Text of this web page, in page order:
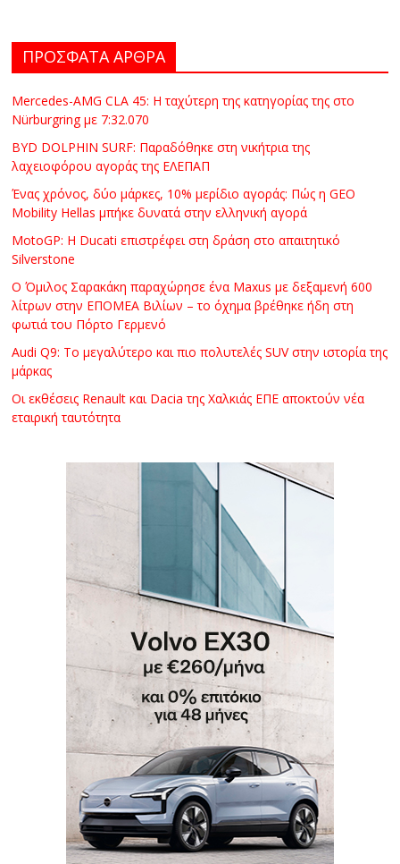
ΠΡΟΣΦΑΤΑ ΑΡΘΡΑ
Mercedes-AMG CLA 45: Η ταχύτερη της κατηγορίας της στο
Nürburgring με 7:32.070
BYD DOLPHIN SURF: Παραδόθηκε στη νικήτρια της
λαχειοφόρου αγοράς της ΕΛΕΠΑΠ
Ένας χρόνος, δύο μάρκες, 10% μερίδιο αγοράς: Πώς η GEO
Mobility Hellas μπήκε δυνατά στην ελληνική αγορά
MotoGP: Η Ducati επιστρέφει στη δράση στο απαιτητικό
Silverstone
Ο Όμιλος Σαρακάκη παραχώρησε ένα Maxus με δεξαμενή 600
λίτρων στην ΕΠΟΜΕΑ Βιλίων – το όχημα βρέθηκε ήδη στη
φωτιά του Πόρτο Γερμενό
Audi Q9: Το μεγαλύτερο και πιο πολυτελές SUV στην ιστορία της
μάρκας
Οι εκθέσεις Renault και Dacia της Χαλκιάς ΕΠΕ αποκτούν νέα
εταιρική ταυτότητα